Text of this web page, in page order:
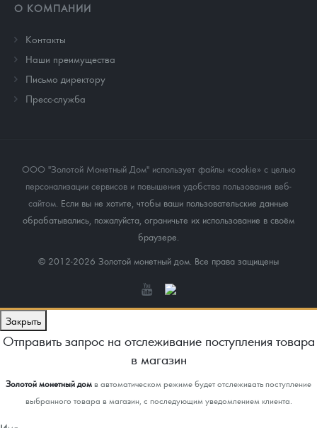
О КОМПАНИИ
Контакты
Наши преимущества
Письмо директору
Пресс-служба
ООО "Золотой Монетный Дом" использует файлы «cookie» с целью
персонализации сервисов и повышения удобства пользования веб-
сайтом. Если вы не хотите, чтобы ваши пользовательские данные
обрабатывались, пожалуйста, ограничьте их использование в своём
браузере.
© 2012-2026 Золотой монетный дом. Все права защищены
Закрыть
Отправить запрос на отслеживание поступления товара
в магазин
Золотой монетный домв автоматическом режиме будет отслеживать поступление
выбранного товара в магазин, с последующим уведомлением клиента.